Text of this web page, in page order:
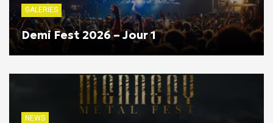
GALERIES
Demi Fest 2026 – Jour 1
NEWS